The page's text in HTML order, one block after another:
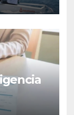
para